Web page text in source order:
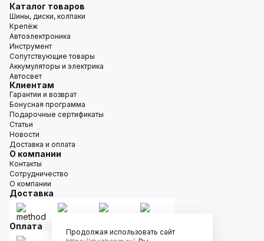
Каталог товаров
Шины, диски, колпаки
Крепёж
Автоэлектроника
Инструмент
Сопутствующие товары
Аккумуляторы и электрика
Автосвет
Клиентам
Гарантии и возврат
Бонусная программа
Подарочные сертификаты
Статьи
Новости
Доставка и оплата
О компании
Контакты
Сотрудничество
О компании
Доставка
Оплата
Продолжая использовать сайт